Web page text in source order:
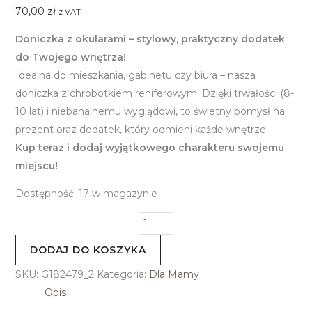
70,00 zł z VAT
Doniczka z okularami – stylowy, praktyczny dodatek
do Twojego wnętrza!
Idealna do mieszkania, gabinetu czy biura – nasza
doniczka z chrobotkiem reniferowym. Dzięki trwałości (8-
10 lat) i niebanalnemu wyglądowi, to świetny pomysł na
prezent oraz dodatek, który odmieni każde wnętrze.
Kup teraz i dodaj wyjątkowego charakteru swojemu
miejscu!
Dostępność: 17 w magazynie
DODAJ DO KOSZYKA
SKU: G182479_2 Kategoria: Dla Mamy
Opis